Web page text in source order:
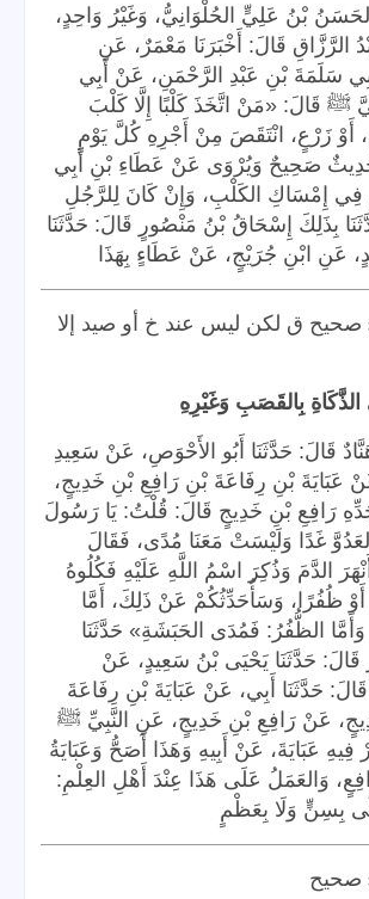
بْنُ عَلِيٍّ الحُلْوَانِيُّ، وَغَيْرُ وَاحِدٍ،
الرَّزَّاقِ قَالَ: أَخْبَرَنَا مَعْمَرٌ، عَنِ
سَلَمَةَ بْنِ عَبْدِ الرَّحْمَنِ، عَنْ أَبِي
ﷺ قَالَ: «مَنْ اتَّخَذَ كَلْبًا إِلَّا كَلْبَ
أَوْ زَرْعٍ، انْتَقَصَ مِنْ أَجْرِهِ كُلَّ يَوْمٍ
صَحِيحٌ وَيُرْوَى عَنْ عَطَاءِ بْنِ أَبِي
إِمْسَاكِ الكَلْبِ، وَإِنْ كَانَ لِلرَّجُلِ
بِذَلِكَ إِسْحَاقُ بْنُ مَنْصُورٍ قَالَ: حَدَّثَنَا
عَنِ ابْنِ جُرَيْجٍ، عَنْ عَطَاءٍ بِهَذَا
صحيح ق لكن ليس عند خ أو صيد إلا
بِالقَصَبِ وَغَيْرِهِ
قَالَ: حَدَّثَنَا أَبُو الأَحْوَصِ، عَنْ سَعِيدِ
بْنِ رِفَاعَةَ بْنِ رَافِعِ بْنِ خَدِيجٍ،
رَافِعِ بْنِ خَدِيجٍ قَالَ: قُلْتُ: يَا رَسُولَ
العَدُوَّ غَدًا وَلَيْسَتْ مَعَنَا مُدًى، فَقَالَ
الدَّمَ وَذُكِرَ اسْمُ اللَّهِ عَلَيْهِ فَكُلُوهُ
ظُفُرًا، وَسَأُحَدِّثُكُمْ عَنْ ذَلِكَ، أَمَّا
الظُّفُرُ: فَمُدَى الحَبَشَةِ» حَدَّثَنَا
حَدَّثَنَا يَحْيَى بْنُ سَعِيدٍ، عَنْ
حَدَّثَنَا أَبِي، عَنْ عَبَايَةَ بْنِ رِفَاعَةَ
عَنْ رَافِعِ بْنِ خَدِيجٍ، عَنِ النَّبِيِّ ﷺ
فِيهِ عَبَايَةَ، عَنْ أَبِيهِ وَهَذَا أَصَحُّ وَعَبَايَةُ
وَالعَمَلُ عَلَى هَذَا عِنْدَ أَهْلِ العِلْمِ:
بِسِنٍّ وَلَا بِعَظْمٍ
صحيح